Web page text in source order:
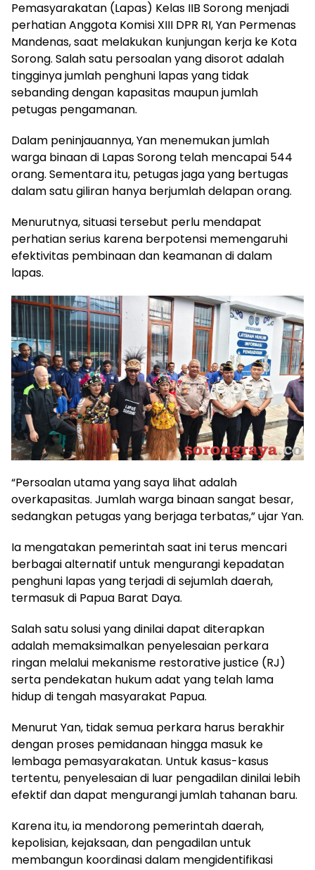
Pemasyarakatan (Lapas) Kelas IIB Sorong menjadi
perhatian Anggota Komisi XIII DPR RI, Yan Permenas
Mandenas, saat melakukan kunjungan kerja ke Kota
Sorong. Salah satu persoalan yang disorot adalah
tingginya jumlah penghuni lapas yang tidak
sebanding dengan kapasitas maupun jumlah
petugas pengamanan.
Dalam peninjauannya, Yan menemukan jumlah
warga binaan di Lapas Sorong telah mencapai 544
orang. Sementara itu, petugas jaga yang bertugas
dalam satu giliran hanya berjumlah delapan orang.
Menurutnya, situasi tersebut perlu mendapat
perhatian serius karena berpotensi memengaruhi
efektivitas pembinaan dan keamanan di dalam
lapas.
“Persoalan utama yang saya lihat adalah
overkapasitas. Jumlah warga binaan sangat besar,
sedangkan petugas yang berjaga terbatas,” ujar Yan.
Ia mengatakan pemerintah saat ini terus mencari
berbagai alternatif untuk mengurangi kepadatan
penghuni lapas yang terjadi di sejumlah daerah,
termasuk di Papua Barat Daya.
Salah satu solusi yang dinilai dapat diterapkan
adalah memaksimalkan penyelesaian perkara
ringan melalui mekanisme restorative justice (RJ)
serta pendekatan hukum adat yang telah lama
hidup di tengah masyarakat Papua.
Menurut Yan, tidak semua perkara harus berakhir
dengan proses pemidanaan hingga masuk ke
lembaga pemasyarakatan. Untuk kasus-kasus
tertentu, penyelesaian di luar pengadilan dinilai lebih
efektif dan dapat mengurangi jumlah tahanan baru.
Karena itu, ia mendorong pemerintah daerah,
kepolisian, kejaksaan, dan pengadilan untuk
membangun koordinasi dalam mengidentifikasi